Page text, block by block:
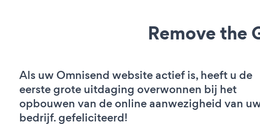
Remove the
Als uw Omnisend website actief is, heeft u de
eerste grote uitdaging overwonnen bij het
opbouwen van de online aanwezigheid van
bedrijf. gefeliciteerd!